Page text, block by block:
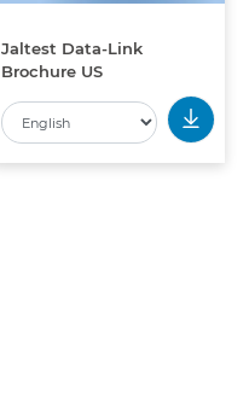
Jaltest Data-Link
Brochure US